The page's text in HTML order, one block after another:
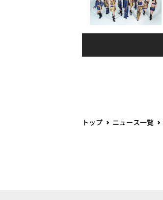
トップ ニュース一覧